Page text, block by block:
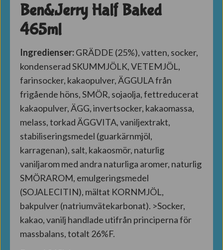
Ben&Jerry Half Baked
465ml
Ingredienser:GRÄDDE (25%), vatten, socker,
kondenserad SKUMMJÖLK, VETEMJÖL,
farinsocker, kakaopulver, ÄGGULA från
frigående höns, SMÖR, sojaolja, fettreducerat
kakaopulver, ÄGG, invertsocker, kakaomassa,
melass, torkad ÄGGVITA, vaniljextrakt,
stabiliseringsmedel (guarkärnmjöl,
karragenan), salt, kakaosmör, naturlig
vaniljarom med andra naturliga aromer, naturlig
SMÖRAROM, emulgeringsmedel
(SOJALECITIN), mältat KORNMJÖL,
bakpulver (natriumvätekarbonat). >Socker,
kakao, vanilj handlade utifrån principerna för
massbalans, totalt 26%F.